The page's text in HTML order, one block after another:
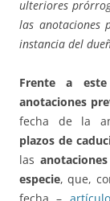
ulteriores
las anotaciones
instancia del
Frente a
anotaciones
fecha de la
plazos de
las
especie, que,